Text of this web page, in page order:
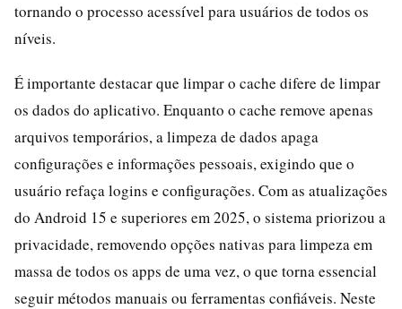
tornando o processo acessível para usuários de todos os
níveis.
É importante destacar que limpar o cache difere de limpar
os dados do aplicativo. Enquanto o cache remove apenas
arquivos temporários, a limpeza de dados apaga
configurações e informações pessoais, exigindo que o
usuário refaça logins e configurações. Com as atualizações
do Android 15 e superiores em 2025, o sistema priorizou a
privacidade, removendo opções nativas para limpeza em
massa de todos os apps de uma vez, o que torna essencial
seguir métodos manuais ou ferramentas confiáveis. Neste